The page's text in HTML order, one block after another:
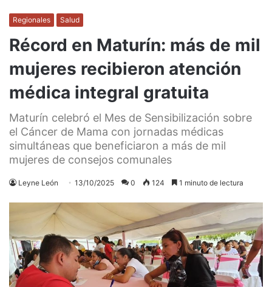
Regionales Salud
Récord en Maturín: más de mil
mujeres recibieron atención
médica integral gratuita
Maturín celebró el Mes de Sensibilización sobre
el Cáncer de Mama con jornadas médicas
simultáneas que beneficiaron a más de mil
mujeres de consejos comunales
Leyne León 13/10/2025 0 124 1 minuto de lectura